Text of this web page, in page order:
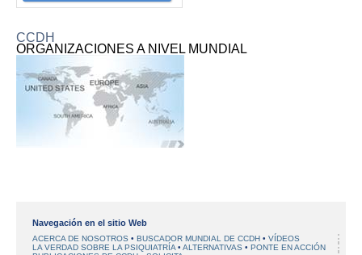
CCDH
ORGANIZACIONES A NIVEL MUNDIAL
Navegación en el sitio Web
ACERCA DE NOSOTROS BUSCADOR MUNDIAL DE CCDH
VÍDEOS
LA VERDAD SOBRE LA PSIQUIATRÍA
ALTERNATIVAS
PONTE EN ACCIÓN